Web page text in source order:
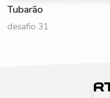
Tubarão
desafio 31